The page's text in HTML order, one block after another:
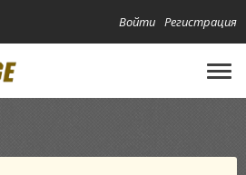
Регистрация
Войти